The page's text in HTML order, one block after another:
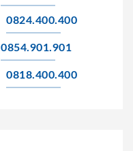
0824.400.400
0854.901.901
0818.400.400